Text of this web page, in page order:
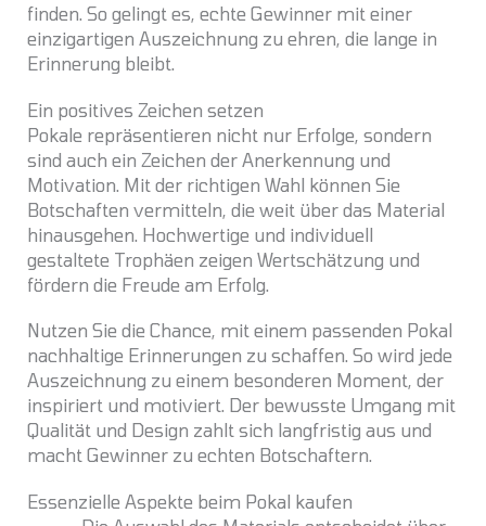
finden. So gelingt es, echte Gewinner mit einer
einzigartigen Auszeichnung zu ehren, die lange in
Erinnerung bleibt.
Ein positives Zeichen setzen
Pokale repräsentieren nicht nur Erfolge, sondern
sind auch ein Zeichen der Anerkennung und
Motivation. Mit der richtigen Wahl können Sie
Botschaften vermitteln, die weit über das Material
hinausgehen. Hochwertige und individuell
gestaltete Trophäen zeigen Wertschätzung und
fördern die Freude am Erfolg.
Nutzen Sie die Chance, mit einem passenden Pokal
nachhaltige Erinnerungen zu schaffen. So wird jede
Auszeichnung zu einem besonderen Moment, der
inspiriert und motiviert. Der bewusste Umgang mit
Qualität und Design zahlt sich langfristig aus und
macht Gewinner zu echten Botschaftern.
Essenzielle Aspekte beim Pokal kaufen